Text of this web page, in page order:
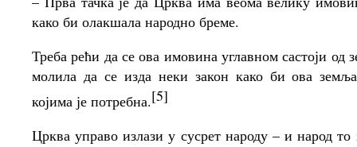
како би олакшала народно бреме.
Треба рећи да се ова имовина углавном састоји
молила да се изда неки закон како би ова
којима је потребна.[5]
Црква управо излази у сусрет народу – и народ